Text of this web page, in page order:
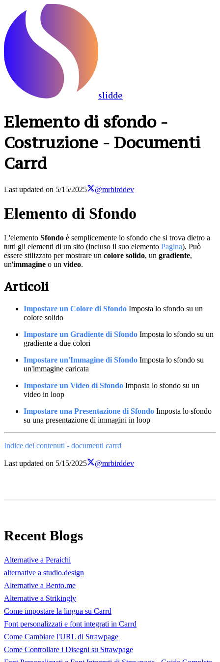
slidde
Elemento di sfondo -
Costruzione - Documenti
Carrd
Last updated on 5/15/2025 @mrbirddev
Elemento di Sfondo
L'elemento Sfondo è semplicemente lo sfondo che si trova dietro a
tutti gli elementi di un sito (incluso il suo elemento Pagina). Può
essere stilizzato per mostrare un colore solido, un gradiente,
un'immagine o un video.
Articoli
Impostare un Colore di Sfondo Imposta lo sfondo su un
colore solido
Impostare un Gradiente di Sfondo Imposta lo sfondo su un
gradiente a due colori
Impostare un'Immagine di Sfondo Imposta lo sfondo su
un'immagine caricata
Impostare un Video di Sfondo Imposta lo sfondo su un
video in loop
Impostare una Presentazione di Sfondo Imposta lo sfondo
su una presentazione di immagini in loop
Indice dei contenuti - documenti carrd
Last updated on 5/15/2025 @mrbirddev
Recent Blogs
Alternative a Peraichi
alternative a studio.design
Alternative a Bento.me
Alternative a Strikingly
Come impostare la lingua su Carrd
Font personalizzati e font integrati in Carrd
Come Cambiare l'URL di Strawpage
Come Controllare i Disegni su Strawpage